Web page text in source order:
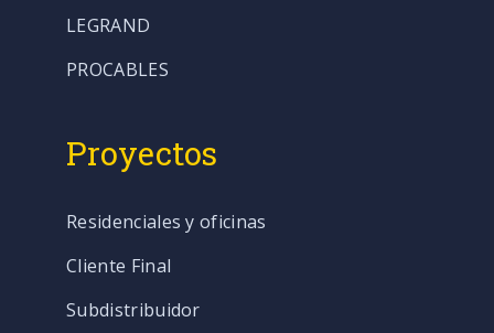
LEGRAND
PROCABLES
Proyectos
Residenciales y oficinas
Cliente Final
Subdistribuidor